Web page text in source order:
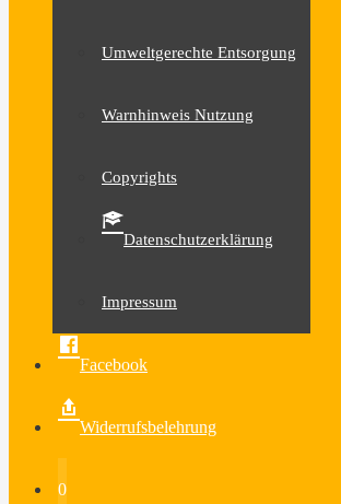
Umweltgerechte Entsorgung
Warnhinweis Nutzung
Copyrights
Datenschutzerklärung
Impressum
Facebook
Widerrufsbelehrung
0